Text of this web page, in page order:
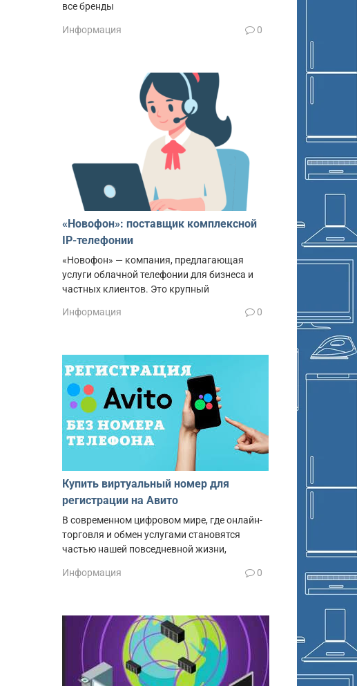
все бренды
Информация 0
«Новофон»: поставщик комплексной
IP-телефонии
«Новофон» — компания, предлагающая
услуги облачной телефонии для бизнеса и
частных клиентов. Это крупный
Информация 0
Купить виртуальный номер для
регистрации на Авито
В современном цифровом мире, где онлайн-
торговля и обмен услугами становятся
частью нашей повседневной жизни,
Информация 0